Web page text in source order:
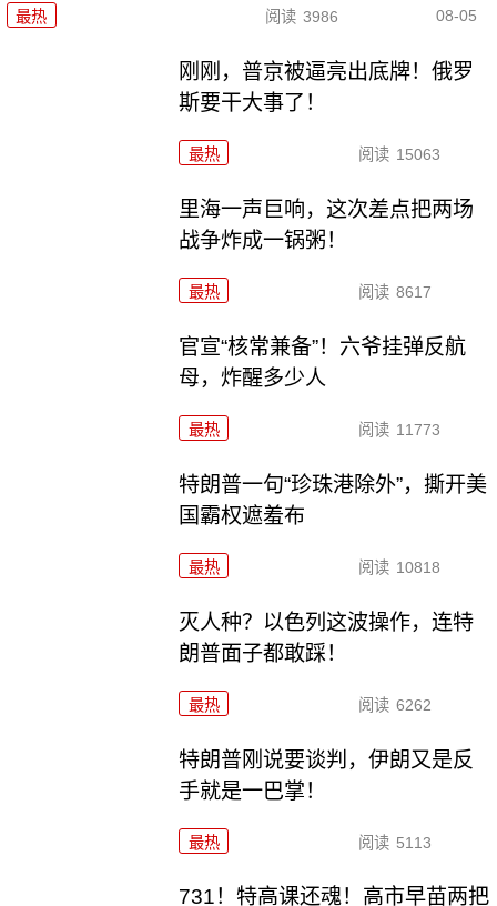
最热 阅读 3986 08-05
刚刚，普京被逼亮出底牌！俄罗
斯要干大事了！
最热 阅读 15063
里海一声巨响，这次差点把两场
战争炸成一锅粥！
最热 阅读 8617
官宣“核常兼备”！六爷挂弹反航
母，炸醒多少人
最热 阅读 11773
特朗普一句“珍珠港除外”，撕开美
国霸权遮羞布
最热 阅读 10818
灭人种？以色列这波操作，连特
朗普面子都敢踩！
最热 阅读 6262
特朗普刚说要谈判，伊朗又是反
手就是一巴掌！
最热 阅读 5113
731！特高课还魂！高市早苗两把